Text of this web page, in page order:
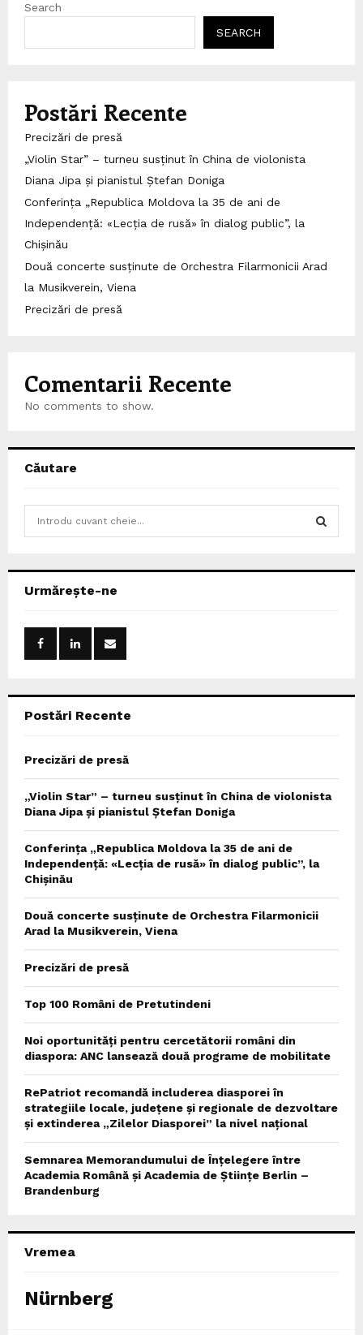
Search
SEARCH
Postări Recente
Precizări de presă
„Violin Star” – turneu susținut în China de violonista
Diana Jipa și pianistul Ștefan Doniga
Conferința „Republica Moldova la 35 de ani de
Independență: «Lecția de rusă» în dialog public”, la
Chișinău
Două concerte susținute de Orchestra Filarmonicii Arad
la Musikverein, Viena
Precizări de presă
Comentarii Recente
No comments to show.
Căutare
h
Urmărește-ne
Postări Recente
Precizări de presă
„Violin Star” – turneu susținut în China de violonista
Diana Jipa și pianistul Ștefan Doniga
Conferința „Republica Moldova la 35 de ani de
Independență: «Lecția de rusă» în dialog public”, la
Chișinău
Două concerte susținute de Orchestra Filarmonicii
Arad la Musikverein, Viena
Precizări de presă
Top 100 Români de Pretutindeni
Noi oportunități pentru cercetătorii români din
diaspora: ANC lansează două programe de mobilitate
RePatriot recomandă includerea diasporei în
strategiile locale, județene și regionale de dezvoltare
și extinderea „Zilelor Diasporei” la nivel național
Semnarea Memorandumului de Înțelegere între
Academia Română și Academia de Științe Berlin –
Brandenburg
Vremea
Nürnberg